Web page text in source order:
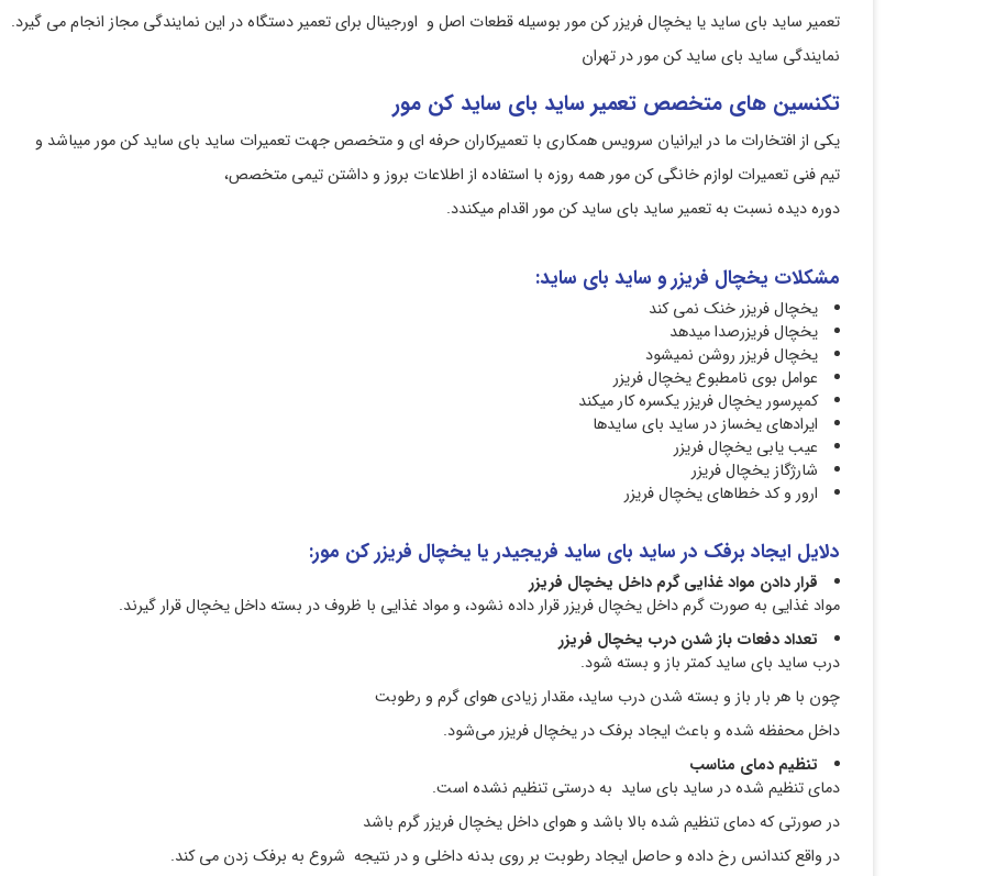
تعمیر ساید بای ساید یا یخچال فریزر کن مور بوسیله قطعات اصل و اورجینال برای تعمیر دستگاه در این نمایندگی مجاز انجام می گیرد.
نمایندگی ساید بای ساید کن مور در تهران
تکنسین های متخصص تعمیر ساید بای ساید کن مور
یکی از افتخارات ما در ایرانیان سرویس همکاری با تعمیرکاران حرفه ای و متخصص جهت تعمیرات ساید بای ساید کن مور میباشد و
تیم فنی تعمیرات لوازم خانگی کن مور همه روزه با استفاده از اطلاعات بروز و داشتن تیمی متخصص،
دوره دیده نسبت به تعمیر ساید بای ساید کن مور اقدام میکندد.
مشکلات یخچال فریزر و ساید بای ساید:
یخچال فریزر خنک نمی کند
یخچال فریزرصدا میدهد
یخچال فریزر روشن نمیشود
عوامل بوی نامطبوع یخچال فریزر
کمپرسور یخچال فریزر یکسره کار میکند
ایرادهای یخساز در ساید بای سایدها
عیب یابی یخچال فریزر
شارژگاز یخچال فریزر
ارور و کد خطاهای یخچال فریزر
دلایل ایجاد برفک در ساید بای ساید فریجیدر یا یخچال فریزر کن مور:
قرار دادن مواد غذایی گرم داخل یخچال فریزر
مواد غذایی به صورت گرم داخل یخچال فریزر قرار داده نشود، و مواد غذایی با ظروف در بسته داخل یخچال قرار گیرند.
تعداد دفعات باز شدن درب یخچال فریزر
درب ساید بای ساید کمتر باز و بسته شود.
چون با هر بار باز و بسته شدن درب ساید، مقدار زیادی هوای گرم و رطوبت
داخل محفظه شده و باعث ایجاد برفک در یخچال فریزر می‌شود.
تنظیم دمای مناسب
دمای تنظیم شده در ساید بای ساید به درستی تنظیم نشده است.
در صورتی که دمای تنظیم شده بالا باشد و هوای داخل یخچال فریزر گرم باشد
در واقع کندانس رخ داده و حاصل ایجاد رطوبت بر روی بدنه داخلی و در نتیجه شروع به برفک زدن می کند.